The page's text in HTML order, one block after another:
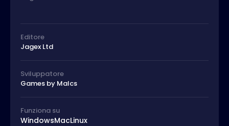
Editore
Jagex Ltd
Sviluppatore
Games by Malcs
Funziona su
WindowsMacLinux